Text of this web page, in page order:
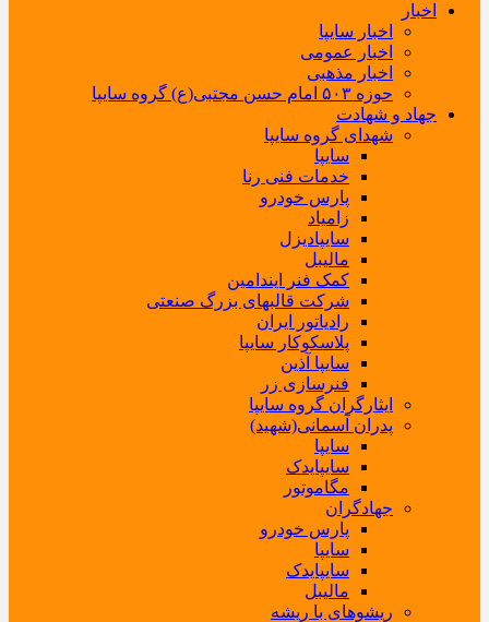
اخبار
اخبار سایپا
اخبار عمومی
اخبار مذهبی
حوزه ۵۰۳ امام حسن مجتبی(ع) گروه سایپا
جهاد و شهادت
شهدای گروه سایپا
سایپا
خدمات فنی رنا
پارس خودرو
زامیاد
سایپادیزل
مالیبل
کمک فنر ایندامین
شرکت قالبهای بزرگ صنعتی
رادیاتور ایران
پلاسکوکار سایپا
سایپا آذین
فنرسازی زر
ایثارگران گروه سایپا
پدران آسمانی(شهید)
سایپا
سایپایدک
مگاموتور
جهادگران
پارس خودرو
سایپا
سایپایدک
مالیبل
ریشوهای با ریشه